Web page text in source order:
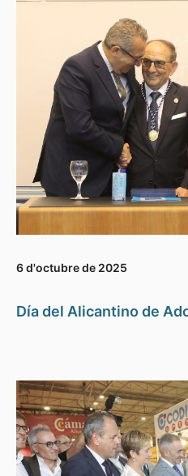
6 d'octubre de 2025
Día del Alicantino de